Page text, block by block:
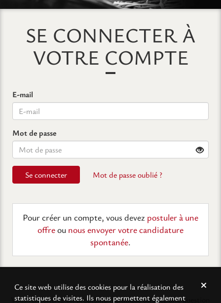
Ce site web utilise des cookies pour la réalisation des
statistiques de visites. Ils nous permettent également
SE CONNECTER À
VOTRE COMPTE
E-mail
Mot de passe
Se connecter Mot de passe oublié ?
Pour créer un compte, vous devez postuler à une
offreou nous envoyer votre candidature
spontanée.
Vous rencontrez un problème technique ou avez une question